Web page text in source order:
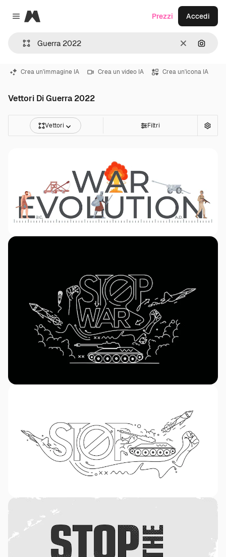
Close menu
Magnific
CancellaCerca
Prezzi Accedi
Crea un'immagine IA Crea un video IA Crea un'icona IA
Vettori Di Guerra 2022
Vettori Filtri